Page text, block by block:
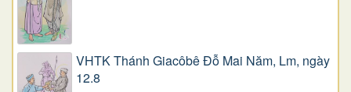
VHTK Thánh Giacôbê Ðỗ Mai Năm, Lm, ngày
12.8